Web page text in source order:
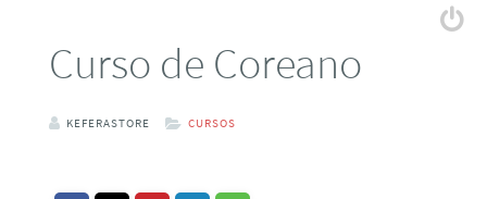
Curso de Coreano
KEFERASTORE CURSOS